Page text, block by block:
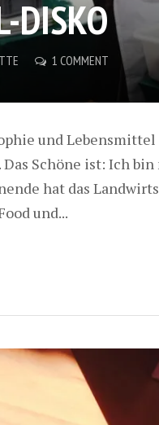
DISKO
1 COMMENT
und
Schöne ist: Ich
hat das
und...